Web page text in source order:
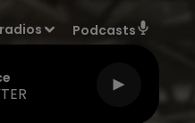
Podcasts